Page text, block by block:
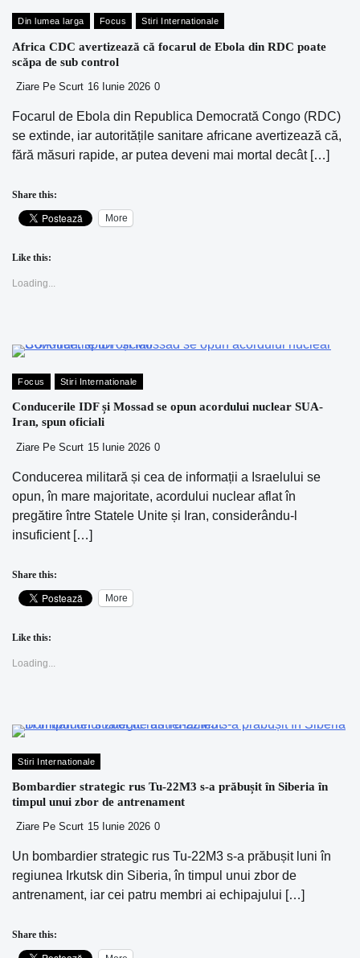
Din lumea larga Focus Stiri Internationale
Africa CDC avertizează că focarul de Ebola din RDC poate
scăpa de sub control
Ziare Pe Scurt 16 Iunie 2026 0
Focarul de Ebola din Republica Democrată Congo (RDC)
se extinde, iar autoritățile sanitare africane avertizează că,
fără măsuri rapide, ar putea deveni mai mortal decât […]
Share this:
More
Like this:
Loading...
Focus Stiri Internationale
Conducerile IDF și Mossad se opun acordului nuclear SUA-
Iran, spun oficiali
Ziare Pe Scurt 15 Iunie 2026 0
Conducerea militară și cea de informații a Israelului se
opun, în mare majoritate, acordului nuclear aflat în
pregătire între Statele Unite și Iran, considerându-l
insuficient […]
Share this:
More
Like this:
Loading...
Stiri Internationale
Bombardier strategic rus Tu-22M3 s-a prăbușit în Siberia în
timpul unui zbor de antrenament
Ziare Pe Scurt 15 Iunie 2026 0
Un bombardier strategic rus Tu-22M3 s-a prăbușit luni în
regiunea Irkutsk din Siberia, în timpul unui zbor de
antrenament, iar cei patru membri ai echipajului […]
Share this: